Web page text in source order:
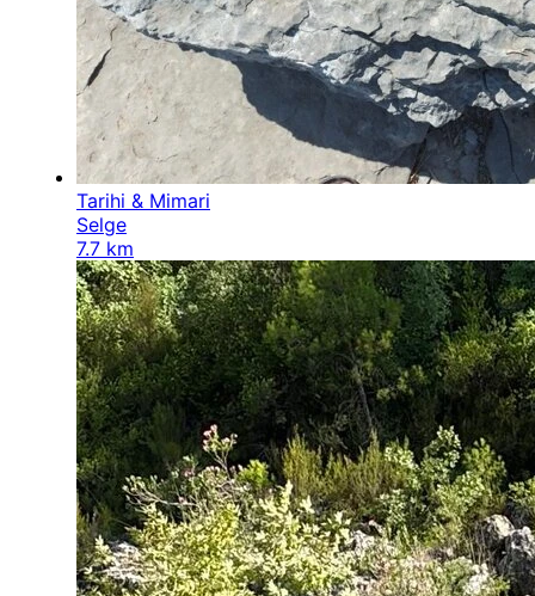
Tarihi & Mimari
Selge
7.7 km